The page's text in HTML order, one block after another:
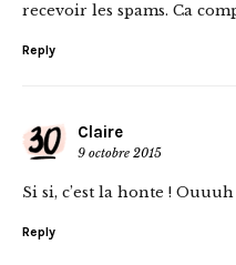
recevoir les spams. Ca
Reply
Claire
9 octobre 2015
Si si, c’est la honte !
Reply